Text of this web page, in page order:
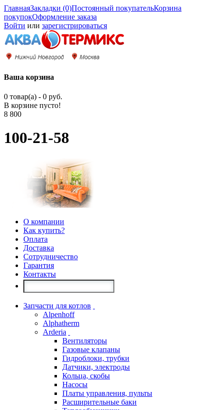
ГлавнаяЗакладки (0)Постоянный покупательКорзина
покупокОформление заказа
Войти или зарегистрироваться
Ваша корзина
0 товар(а) - 0 руб.
В корзине пусто!
8 800
100-21-58
О компании
Как купить?
Оплата
Доставка
Сотрудничество
Гарантия
Контакты
Запчасти для котлов
Alpenhoff
Alphatherm
Arderia
Вентиляторы
Газовые клапаны
Гидроблоки, трубки
Датчики, электроды
Кольца, скобы
Насосы
Платы управления, пульты
Расширительные баки